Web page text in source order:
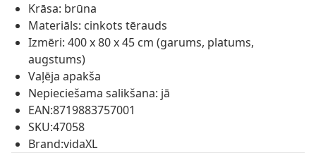
Krāsa: brūna
Materiāls: cinkots tērauds
Izmēri: 400 x 80 x 45 cm (garums, platums,
augstums)
Vaļēja apakša
Nepieciešama salikšana: jā
EAN:8719883757001
SKU:47058
Brand:vidaXL